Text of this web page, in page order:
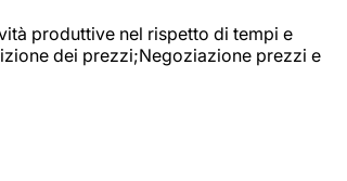
produttive nel rispetto di tempi e
dei prezzi;Negoziazione prezzi e